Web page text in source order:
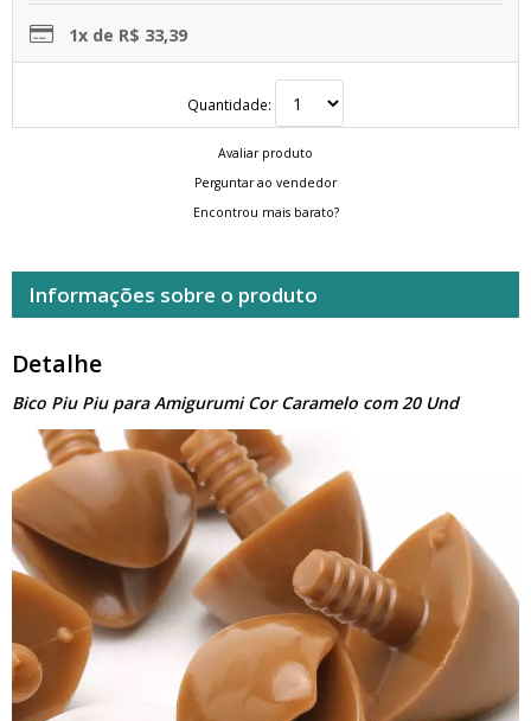
1x de R$ 33,39
Quantidade:
Avaliar produto
Perguntar ao vendedor
Encontrou mais barato?
Informações sobre o produto
Detalhe
Bico Piu Piu para Amigurumi Cor Caramelo com 20 Und